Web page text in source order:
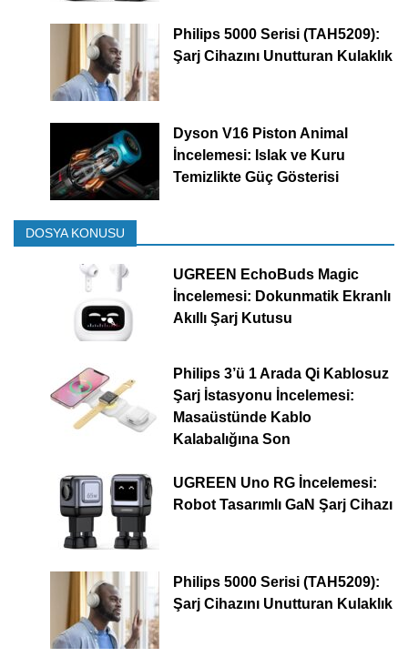
Philips 5000 Serisi (TAH5209):
Şarj Cihazını Unutturan Kulaklık
Dyson V16 Piston Animal
İncelemesi: Islak ve Kuru
Temizlikte Güç Gösterisi
DOSYA KONUSU
UGREEN EchoBuds Magic
İncelemesi: Dokunmatik Ekranlı
Akıllı Şarj Kutusu
Philips 3’ü 1 Arada Qi Kablosuz
Şarj İstasyonu İncelemesi:
Masaüstünde Kablo
Kalabalığına Son
UGREEN Uno RG İncelemesi:
Robot Tasarımlı GaN Şarj Cihazı
Philips 5000 Serisi (TAH5209):
Şarj Cihazını Unutturan Kulaklık